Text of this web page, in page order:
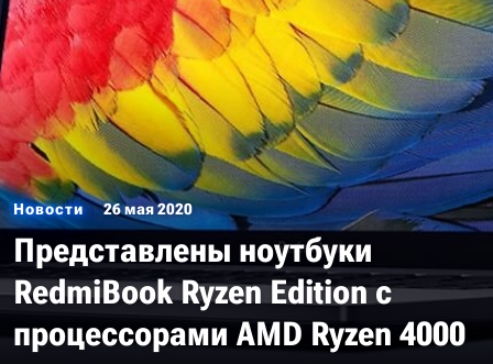
Новости 26 мая 2020
Представлены ноутбуки
RedmiBook Ryzen Edition с
процессорами AMD Ryzen 4000